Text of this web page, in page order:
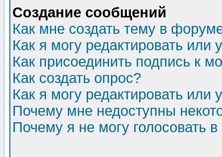
Создание сообщений
Как мне создать тему в
Как я могу редактировать или
Как присоединить подпись к
Как создать опрос?
Как я могу редактировать или
Почему мне недоступны
Почему я не могу голосовать